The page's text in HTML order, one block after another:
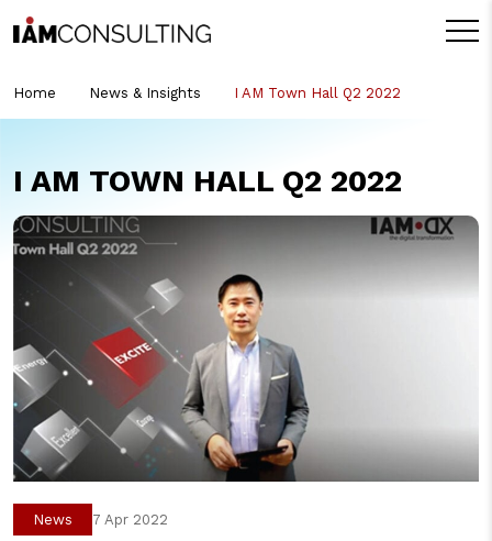
Home News & Insights I AM Town Hall Q2 2022
I AM TOWN HALL Q2 2022
News 7 Apr 2022